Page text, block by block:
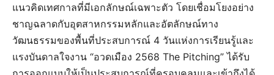
แนวคิดเทศกาลที่มีเอกลักษณ์เฉพาะตัว โดยเชื่อมโยงอย่าง
ชาญฉลาดกับอุตสาหกรรมหลักและอัตลักษณ์ทาง
วัฒนธรรมของพื้นที่ประสบการณ์ 4 วันแห่งการเรียนรู้และ
แรงบันดาลใจงาน “อวดเมือง 2568 The Pitching” ได้รับ